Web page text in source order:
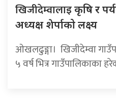
खिजीदेम्वालाइकृषि र
अध्यक्ष शेर्पाको लक्ष्य
ओखलढुङ्गा। खिजीदेम्वा
५ वर्ष भित्र गाउँपालिकाका